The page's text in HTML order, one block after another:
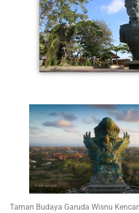
Taman Budaya Garuda Wisnu